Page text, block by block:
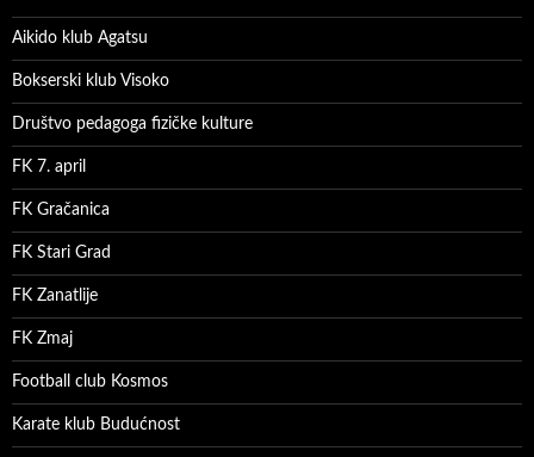
Aikido klub Agatsu
Bokserski klub Visoko
Društvo pedagoga fizičke kulture
FK 7. april
FK Gračanica
FK Stari Grad
FK Zanatlije
FK Zmaj
Football club Kosmos
Karate klub Budućnost